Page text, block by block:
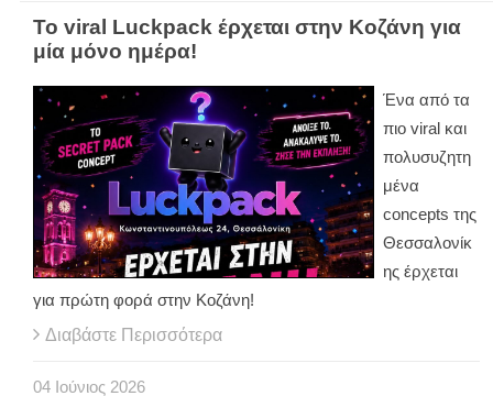
Το viral Luckpack έρχεται στην Κοζάνη για
μία μόνο ημέρα!
Ένα από τα
πιο viral και
πολυσυζητη
μένα
concepts της
Θεσσαλονίκ
ης έρχεται
για πρώτη φορά στην Κοζάνη!
Διαβάστε Περισσότερα
04 Ιούνιος 2026